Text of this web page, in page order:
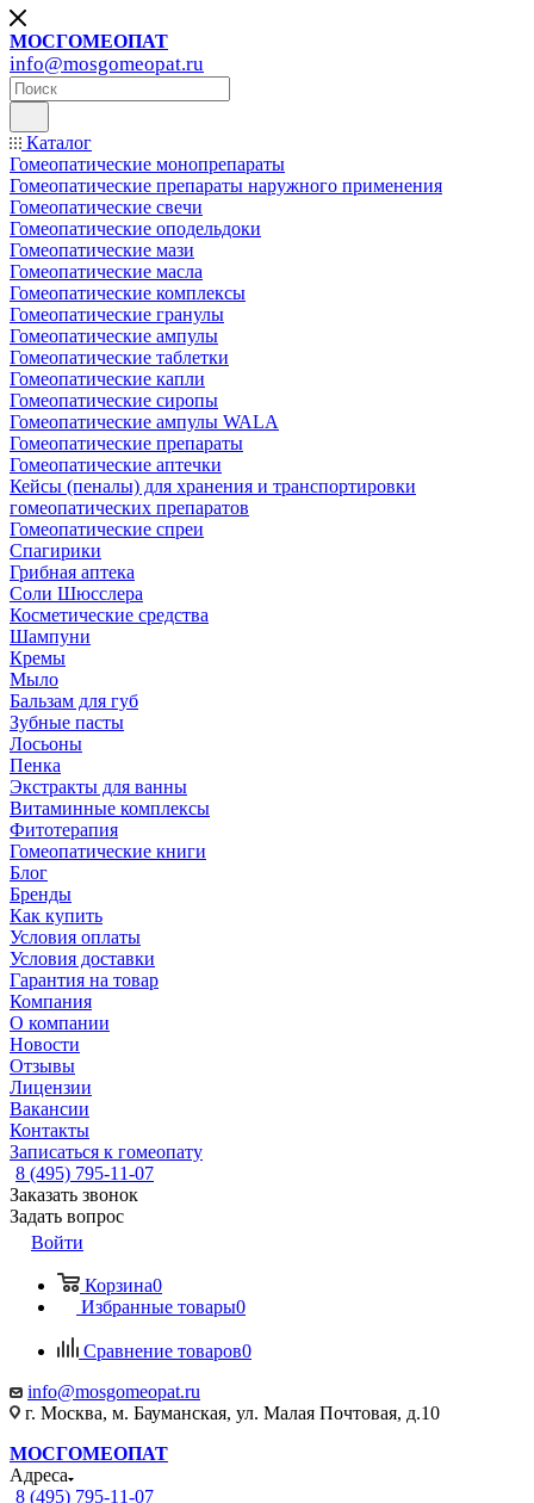
МОСГОМЕОПАТ
info@mosgomeopat.ru
Каталог
Гомеопатические монопрепараты
Гомеопатические препараты наружного применения
Гомеопатические свечи
Гомеопатические оподельдоки
Гомеопатические мази
Гомеопатические масла
Гомеопатические комплексы
Гомеопатические гранулы
Гомеопатические ампулы
Гомеопатические таблетки
Гомеопатические капли
Гомеопатические сиропы
Гомеопатические ампулы WALA
Гомеопатические препараты
Гомеопатические аптечки
Кейсы (пеналы) для хранения и транспортировки
гомеопатических препаратов
Гомеопатические спреи
Спагирики
Грибная аптека
Соли Шюсслера
Косметические средства
Шампуни
Кремы
Мыло
Бальзам для губ
Зубные пасты
Лосьоны
Пенка
Экстракты для ванны
Витаминные комплексы
Фитотерапия
Гомеопатические книги
Блог
Бренды
Как купить
Условия оплаты
Условия доставки
Гарантия на товар
Компания
О компании
Новости
Отзывы
Лицензии
Вакансии
Контакты
Записаться к гомеопату
8 (495) 795-11-07
Заказать звонок
Задать вопрос
Войти
Корзина0
Избранные товары0
Сравнение товаров0
info@mosgomeopat.ru
г. Москва, м. Бауманская, ул. Малая Почтовая, д.10
МОСГОМЕОПАТ
Адреса
8 (495) 795-11-07